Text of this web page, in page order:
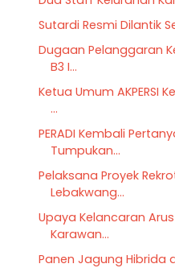
Sutardi Resmi Dilantik
Dugaan Pelanggaran
B3 I...
Ketua Umum AKPERSI
...
PERADI Kembali
Tumpukan...
Pelaksana Proyek
Lebakwang...
Upaya Kelancaran
Karawan...
Panen Jagung Hibrida